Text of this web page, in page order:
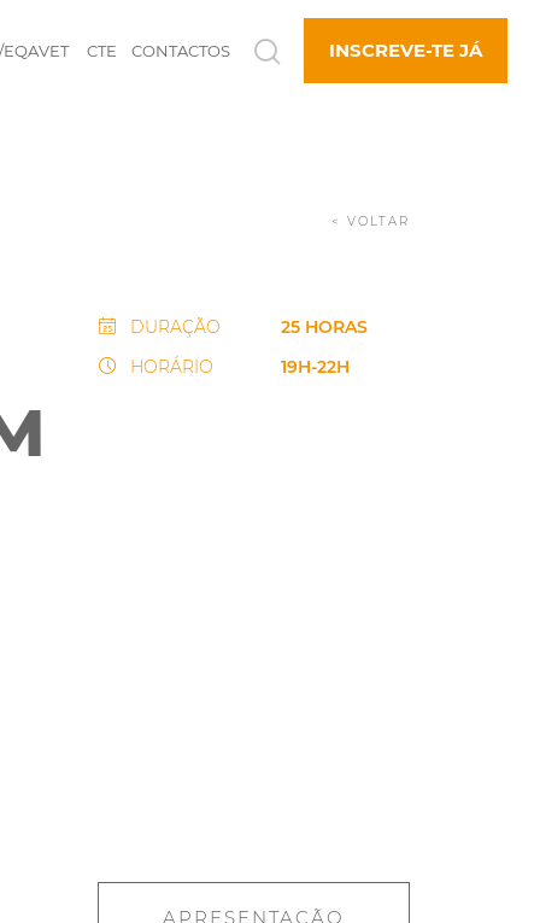
EQAVET CTE CONTACTOS INSCREVE-TE JÁ
< VOLTAR
DURAÇÃO
25 HORAS
HORÁRIO
19H-22H
APRESENTAÇÃO